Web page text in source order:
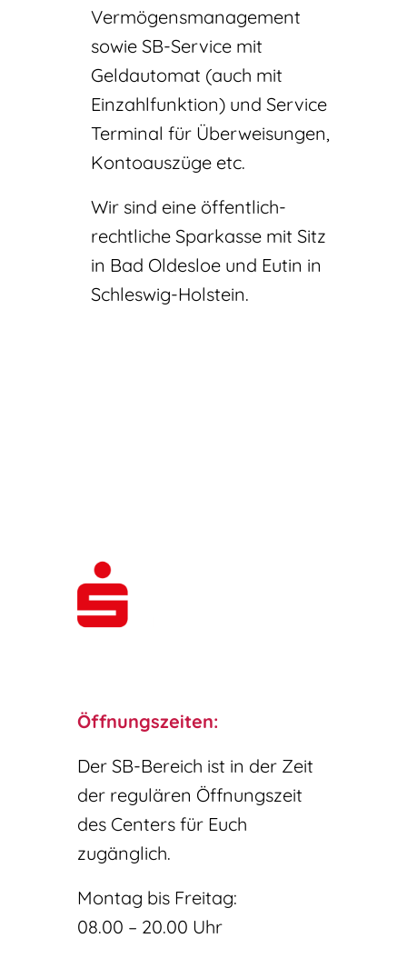
Vermögensmanagement
sowie SB-Service mit
Geldautomat (auch mit
Einzahlfunktion) und Service
Terminal für Überweisungen,
Kontoauszüge etc.
Wir sind eine öffentlich-
rechtliche Sparkasse mit Sitz
in Bad Oldesloe und Eutin in
Schleswig-Holstein.
Öffnungszeiten:
Der SB-Bereich ist in der Zeit
der regulären Öffnungszeit
des Centers für Euch
zugänglich.
Montag bis Freitag:
08.00 – 20.00 Uhr